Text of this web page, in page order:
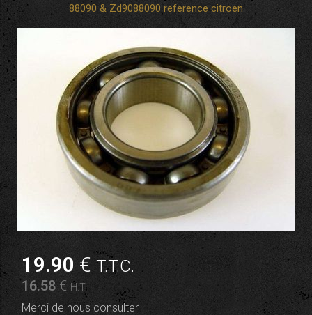
88090 & Zd9088090 reference citroen
19.90 €T.T.C.
16.58 € H.T.
Merci de nous consulter